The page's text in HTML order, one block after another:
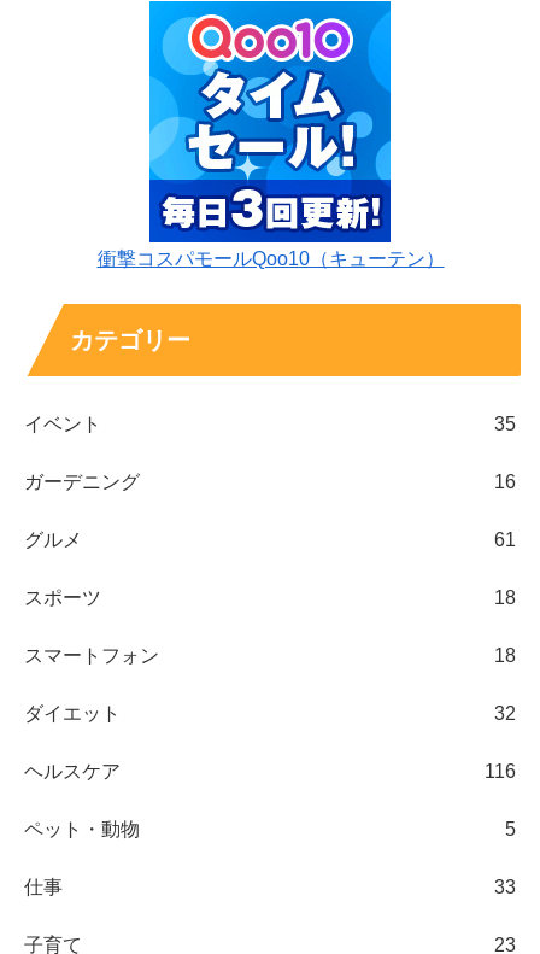
衝撃コスパモールQoo10（キューテン）
カテゴリー
イベント 35
ガーデニング 16
グルメ 61
スポーツ 18
スマートフォン 18
ダイエット 32
ヘルスケア 116
ペット・動物 5
仕事 33
子育て 23